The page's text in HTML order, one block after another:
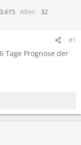
3.615 Alter
32
#1
Tage Prognose der